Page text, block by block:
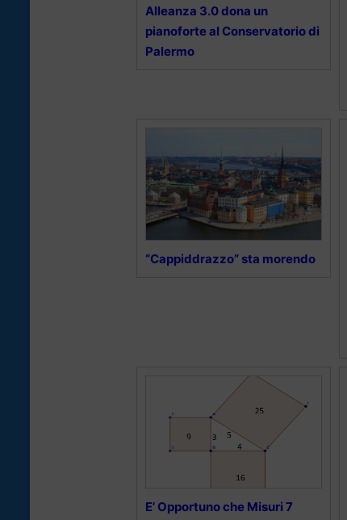
Alleanza 3.0 dona un
pianoforte al Conservatorio di
Palermo
“Cappiddrazzo” sta morendo
E’ Opportuno che Misuri 7